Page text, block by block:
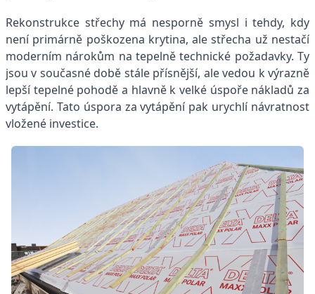
Rekonstrukce střechy má nesporně smysl i tehdy, kdy
není primárně poškozena krytina, ale střecha už nestačí
moderním nárokům na tepelně technické požadavky. Ty
jsou v současné době stále přísnější, ale vedou k výrazně
lepší tepelné pohodě a hlavně k velké úspoře nákladů za
vytápění. Tato úspora za vytápění pak urychlí návratnost
vložené investice.